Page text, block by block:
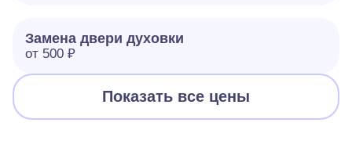
Замена двери духовки
от 500 ₽
Показать все цены